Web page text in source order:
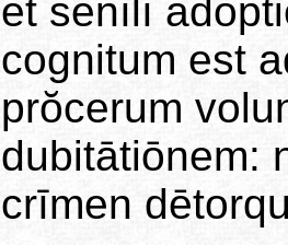
et senīlī
cognitum est
prŏcerum
dubitātiōnem:
crīmen